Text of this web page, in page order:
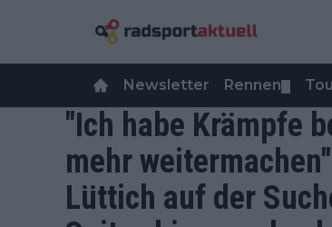
Newsletter Rennen
"Ich habe Krämpfe
mehr
Lüttich auf der